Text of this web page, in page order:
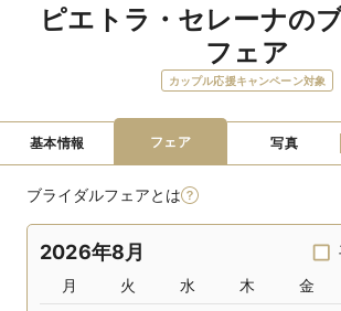
ピエトラ・セレーナの
フェア
カップル応援キャンペーン対象
基本情報 フェア 写真
ブライダルフェアとは
2026年8月
月 火 水 木 金